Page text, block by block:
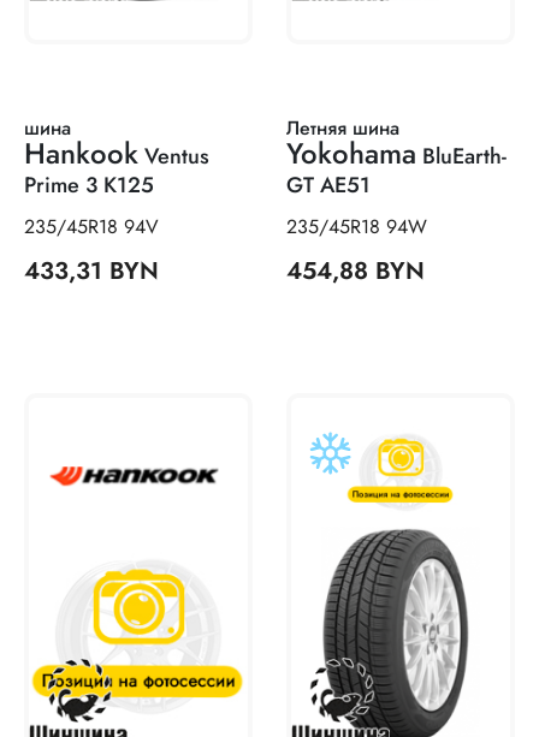
шина
HankookVentus
Prime 3 K125
235/45R18 94V
433,31 BYN
Летняя шина
Yokohama BluEarth-
GT AE51
235/45R18 94W
454,88 BYN